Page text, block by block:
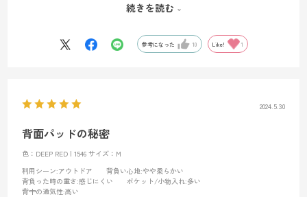
続きを読む
参考になった 10 Like! 1
2024.5.30
背面パッドの秘密
色：DEEP RED | 1546 サイズ：M
利用シーン:アウトドア 背負い心地:やや柔らかい
背負った時の重さ:感じにくい ポケット/小物入れ:多い
背中の通気性:高い